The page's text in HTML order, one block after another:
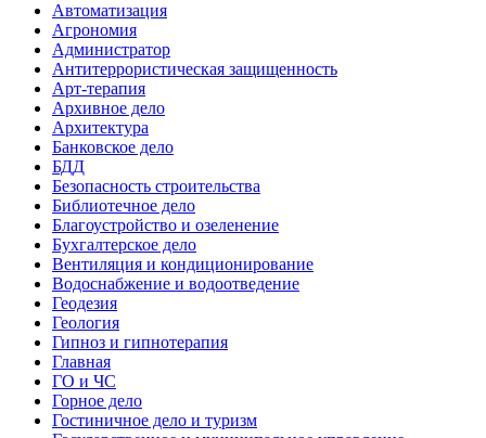
Автоматизация
Агрономия
Администратор
Антитеррористическая защищенность
Арт-терапия
Архивное дело
Архитектура
Банковское дело
БДД
Безопасность строительства
Библиотечное дело
Благоустройство и озеленение
Бухгалтерское дело
Вентиляция и кондиционирование
Водоснабжение и водоотведение
Геодезия
Геология
Гипноз и гипнотерапия
Главная
ГО и ЧС
Горное дело
Гостиничное дело и туризм